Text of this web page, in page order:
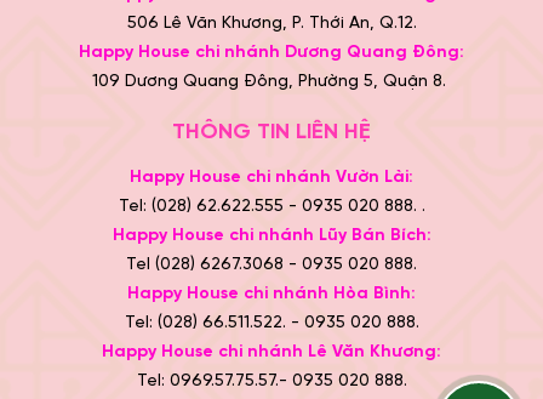
506 Lê Văn Khương, P. Thới An, Q.12.
Happy House chi nhánh Dương Quang Đông:
109 Dương Quang Đông, Phường 5, Quận 8.
THÔNG TIN LIÊN HỆ
Happy House chi nhánh Vườn Lài:
Tel: (028) 62.622.555 - 0935 020 888. .
Happy House chi nhánh Lũy Bán Bích:
Tel (028) 6267.3068 - 0935 020 888.
Happy House chi nhánh Hòa Bình:
Tel: (028) 66.511.522. - 0935 020 888.
Happy House chi nhánh Lê Văn Khương:
Tel: 0969.57.75.57.- 0935 020 888.